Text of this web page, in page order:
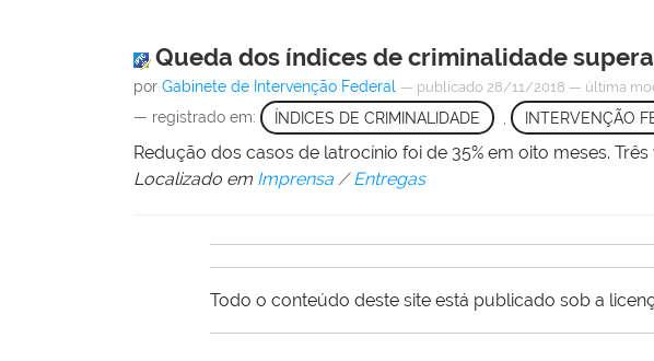
Queda dos índices de criminalidade
por Gabinete de Intervenção Federal — publicado 28/11/2018 — última
— registrado em: ÍNDICES DE CRIMINALIDADE INTERVENÇÃO
Redução dos casos de latrocínio foi de 35% em oito meses.
Localizado em Imprensa /Entregas
Todo o conteúdo deste site está publicado sob a